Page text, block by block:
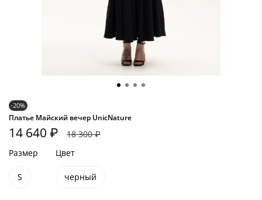
-20%
Платье Майский вечер UnicNature
14 640 ₽
18 300 ₽
Размер
S
Цвет
черный